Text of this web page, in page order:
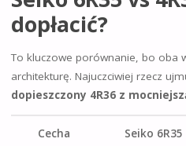
dopłacić?
To kluczowe porównanie, bo oba
architekturę. Najuczciwiej rzecz
dopieszczony 4R36 z
Cecha Seiko 6R35